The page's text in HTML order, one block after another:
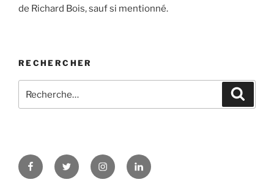
de Richard Bois, sauf si mentionné.
RECHERCHER
pour
FacebookTwitter InstagramLinkedIn